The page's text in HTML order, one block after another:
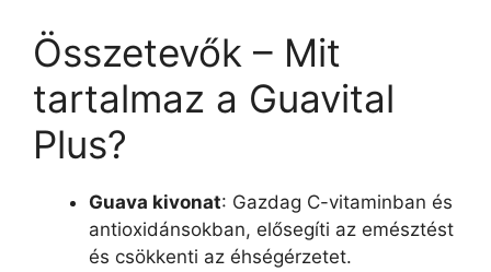
Összetevők – Mit
tartalmaz a Guavital
Plus?
Guava kivonat: Gazdag C-vitaminban és
antioxidánsokban, elősegíti az emésztést
és csökkenti az éhségérzetet.